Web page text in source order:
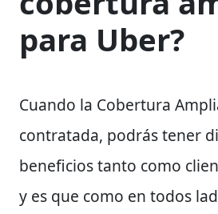
para Uber?
Cuando la Cobertura
contratada, podrás tener
beneficios tanto como
y es que como en todos